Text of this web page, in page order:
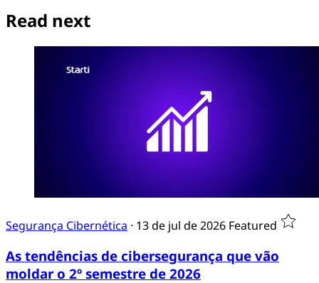
Read next
Segurança Cibernética · 13 de jul de 2026 Featured
As tendências de cibersegurança que vão
moldar o 2º semestre de 2026